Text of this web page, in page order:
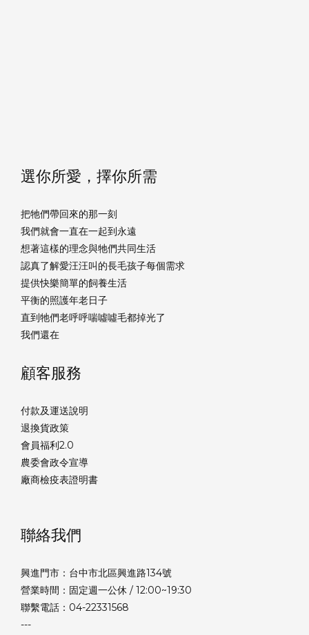
選你所愛，擇你所需
把牠們帶回來的那一刻
我們就會一直在一起到永遠
想著這樣的理念與牠們共同生活
認真了解愛汪汪叫的長毛孩子每個需求
提供快樂簡單的飼養生活
平衡的照護年老日子
直到牠們老呼呼喘噓噓毛都掉光了
我們還在
顧客服務
付款及運送說明
退換貨政策
會員福利2.0
農委會政令宣導
廠商檢疫表證明書
聯絡我們
興進門市：台中市北區興進路134號
營業時間：固定週一公休 / 12:00~19:30
聯繫電話：04-22331568
---